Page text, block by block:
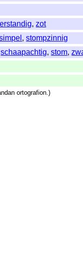
,zot
,stompzinnig
schaapachtig,stom,
ortografion.)